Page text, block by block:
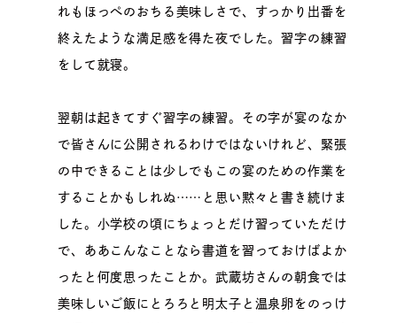
れもほっぺのおちる美味しさで、すっかり出番を
終えたような満足感を得た夜でした。習字の練習
をして就寝。
翌朝は起きてすぐ習字の練習。その字が宴のなか
で皆さんに公開されるわけではないけれど、緊張
の中できることは少しでもこの宴のための作業を
することかもしれぬ……と思い黙々と書き続けま
した。小学校の頃にちょっとだけ習っていただけ
で、ああこんなことなら書道を習っておけばよか
ったと何度思ったことか。武蔵坊さんの朝食では
美味しいご飯にとろろと明太子と温泉卵をのっけ